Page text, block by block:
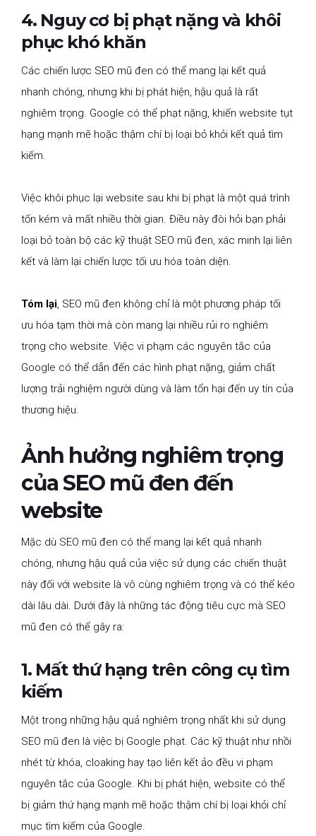
4. Nguy cơ bị phạt nặng và khôi
phục khó khăn
Các chiến lược SEO mũ đen có thể mang lại kết quả
nhanh chóng, nhưng khi bị phát hiện, hậu quả là rất
nghiêm trọng. Google có thể phạt nặng, khiến website tụt
hạng mạnh mẽ hoặc thậm chí bị loại bỏ khỏi kết quả tìm
kiếm.
Việc khôi phục lại website sau khi bị phạt là một quá trình
tốn kém và mất nhiều thời gian. Điều này đòi hỏi bạn phải
loại bỏ toàn bộ các kỹ thuật SEO mũ đen, xác minh lại liên
kết và làm lại chiến lược tối ưu hóa toàn diện.
Tóm lại, SEO mũ đen không chỉ là một phương pháp tối
ưu hóa tạm thời mà còn mang lại nhiều rủi ro nghiêm
trọng cho website. Việc vi phạm các nguyên tắc của
Google có thể dẫn đến các hình phạt nặng, giảm chất
lượng trải nghiệm người dùng và làm tổn hại đến uy tín của
thương hiệu.
Ảnh hưởng nghiêm trọng
của SEO mũ đen đến
website
Mặc dù SEO mũ đen có thể mang lại kết quả nhanh
chóng, nhưng hậu quả của việc sử dụng các chiến thuật
này đối với website là vô cùng nghiêm trọng và có thể kéo
dài lâu dài. Dưới đây là những tác động tiêu cực mà SEO
mũ đen có thể gây ra:
1. Mất thứ hạng trên công cụ tìm
kiếm
Một trong những hậu quả nghiêm trọng nhất khi sử dụng
SEO mũ đen là việc bị Google phạt. Các kỹ thuật như nhồi
nhét từ khóa, cloaking hay tạo liên kết ảo đều vi phạm
nguyên tắc của Google. Khi bị phát hiện, website có thể
bị giảm thứ hạng mạnh mẽ hoặc thậm chí bị loại khỏi chỉ
mục tìm kiếm của Google.